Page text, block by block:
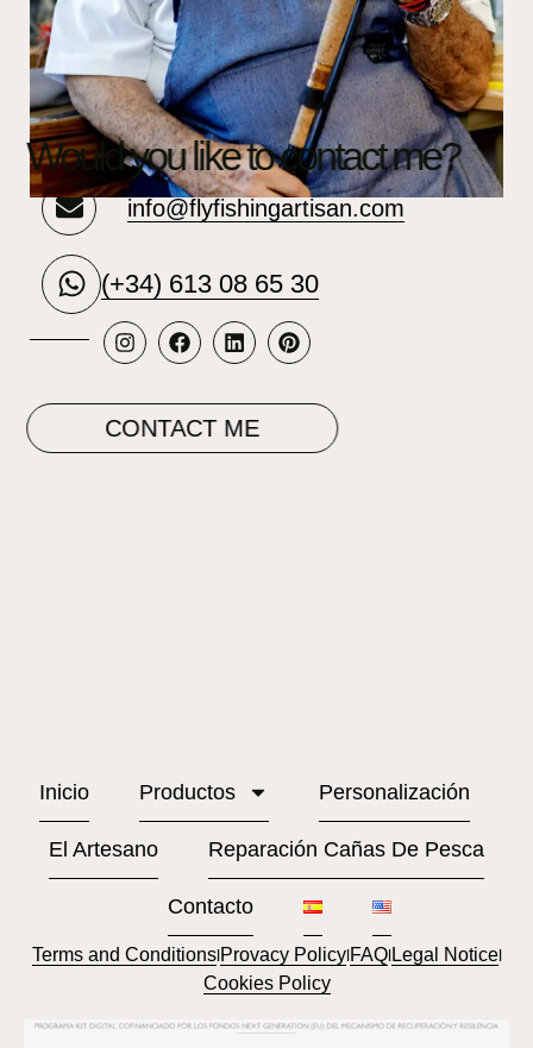
Would you like to contact me?
info@flyfishingartisan.com
(+34) 613 08 65 30
CONTACT ME
Inicio Productos Personalización
El Artesano Reparación Cañas De Pesca
Contacto
Terms and ConditionslProvacy PolicylFAQlLegal Noticel
Cookies Policy